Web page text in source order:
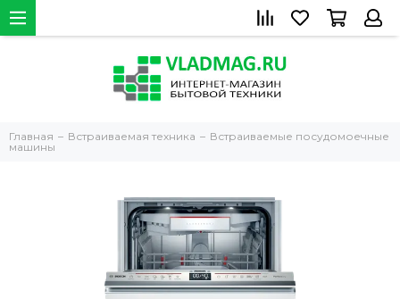
Главная Встраиваемая техника
Встраиваемые посудомоечные
машины